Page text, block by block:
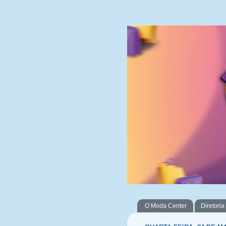
O Moda Center Diretoria